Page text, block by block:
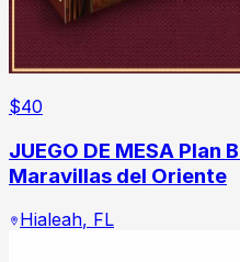
$40
JUEGO DE MESA Plan
Maravillas del Oriente
Hialeah, FL